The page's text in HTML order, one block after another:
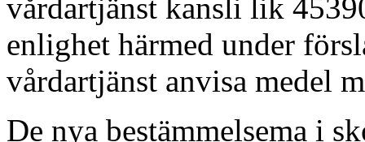
vårdartjänst kansli lik
enlighet härmed under
vårdartjänst anvisa medel
De nya bestämmelsema i